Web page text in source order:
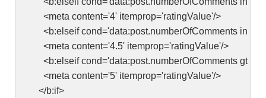
<meta content='4' itemprop='ratingValue'/>
<b:elseif cond='data:post.numberOfComments in
<meta content='4.5' itemprop='ratingValue'/>
<b:elseif cond='data:post.numberOfComments gt 11'/
<meta content='5' itemprop='ratingValue'/>
</b:if>